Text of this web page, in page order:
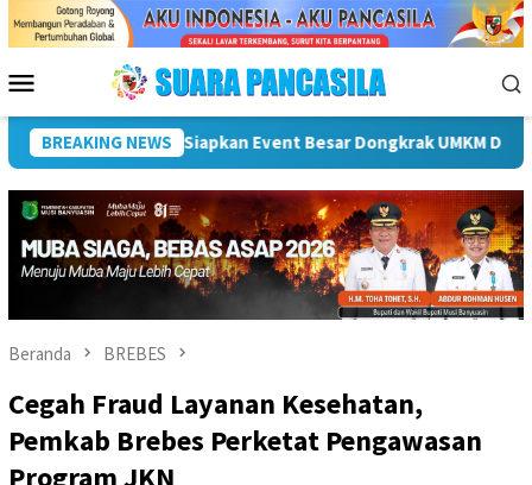
Menu
Mobile
BREAKING NEWS
Plt Bupati Hendri Dukung Percepatan Penyaluran DAK
Beranda BREBES
Cegah Fraud Layanan Kesehatan,
Pemkab Brebes Perketat Pengawasan
Program JKN